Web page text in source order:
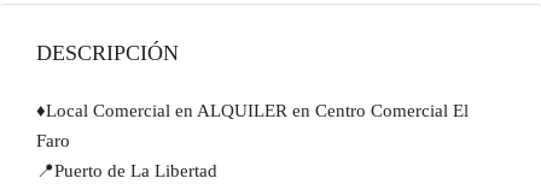
DESCRIPCIÓN
♦️Local Comercial en ALQUILER en Centro Comercial El
Faro
📍Puerto de La Libertad